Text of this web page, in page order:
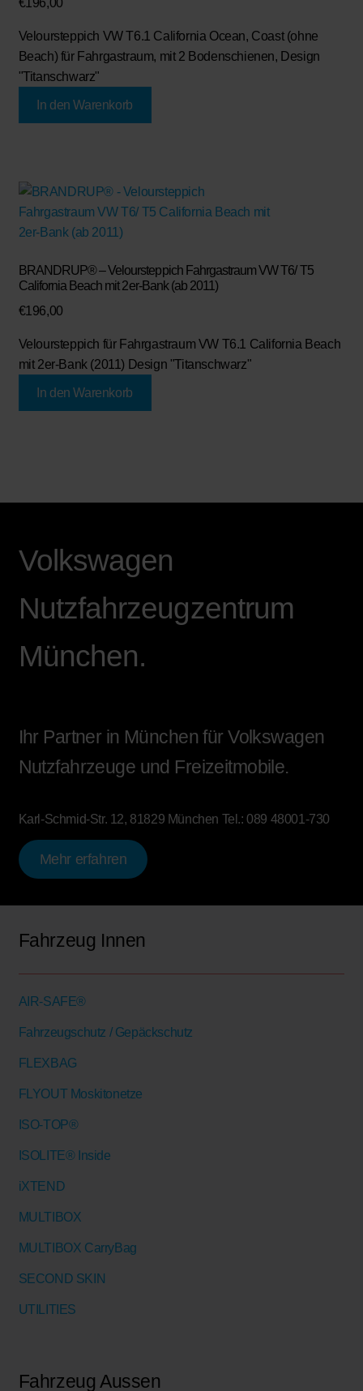
€196,00
Veloursteppich VW T6.1 California Ocean, Coast (ohne
Beach) für Fahrgastraum, mit 2 Bodenschienen, Design
"Titanschwarz"
In den Warenkorb
BRANDRUP® – Veloursteppich Fahrgastraum VW T6/ T5
California Beach mit 2er-Bank (ab 2011)
€196,00
Veloursteppich für Fahrgastraum VW T6.1 California Beach
mit 2er-Bank (2011) Design "Titanschwarz"
In den Warenkorb
Volkswagen
Nutzfahrzeugzentrum
München.
Ihr Partner in München für Volkswagen
Nutzfahrzeuge und Freizeitmobile.
Karl-Schmid-Str. 12, 81829 München Tel.: 089 48001-730
Mehr erfahren
Fahrzeug Innen
AIR-SAFE®
Fahrzeugschutz / Gepäckschutz
FLEXBAG
FLYOUT Moskitonetze
ISO-TOP®
ISOLITE® Inside
iXTEND
MULTIBOX
MULTIBOX CarryBag
SECOND SKIN
UTILITIES
Fahrzeug Aussen